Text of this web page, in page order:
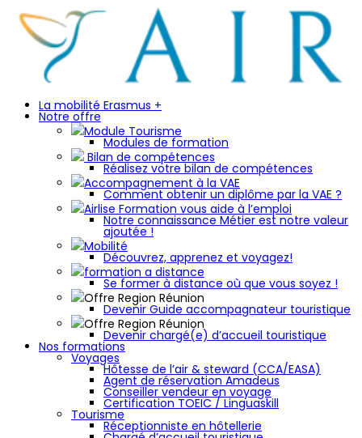
La mobilité Erasmus +
Notre offre
Module Tourisme
Modules de formation
Bilan de compétences
Réalisez votre bilan de compétences
Accompagnement à la VAE
Comment obtenir un diplôme par la VAE ?
Airlise Formation vous aide à l’emploi
Notre connaissance Métier est notre valeur
ajoutée !
Mobilité
Découvrez, apprenez et voyagez!
formation a distance
Se former à distance où que vous soyez !
Offre Region Réunion
Devenir Guide accompagnateur touristique
Offre Region Réunion
Devenir chargé(e) d’accueil touristique
Nos formations
Voyages
Hôtesse de l’air & steward (CCA/EASA)
Agent de réservation Amadeus
Conseiller vendeur en voyage
Certification TOEIC / Linguaskill
Tourisme
Réceptionniste en hôtellerie